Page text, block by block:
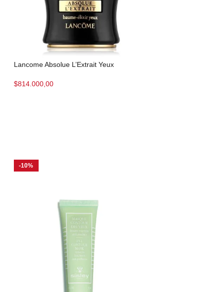
Lancome Absolue L’Extrait Yeux
$814.000,00
-10%